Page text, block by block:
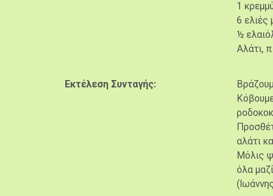
1
6 ελιές
½
Αλάτι,
Εκτέλεση Συνταγής
αλάτι
Μόλις
όλα